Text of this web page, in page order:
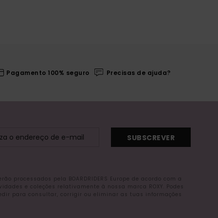
Pagamento 100% seguro Precisas de ajuda?
SUBSCREVER
pela BOARDRIDERS Europe de acordo com a
e coleções relativamente à nossa marca ROXY. Podes
para consultar, corrigir ou eliminar as tuas informações